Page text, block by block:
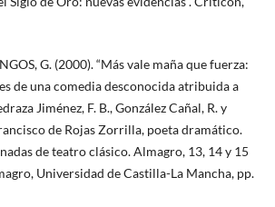
G. (2000). “Más vale maña que fuerza:
de una comedia desconocida atribuida a
Jiménez, F. B., González Cañal, R. y
de Rojas Zorrilla, poeta dramático.
de teatro clásico. Almagro, 13, 14 y 15
Universidad de Castilla-La Mancha, pp.